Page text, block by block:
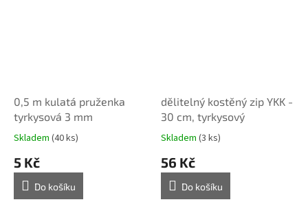
0,5 m kulatá pruženka
tyrkysová 3 mm
Skladem (40 ks)
5 Kč
Do košíku
dělitelný kostěný zip YKK -
30 cm, tyrkysový
Skladem (3 ks)
56 Kč
Do košíku